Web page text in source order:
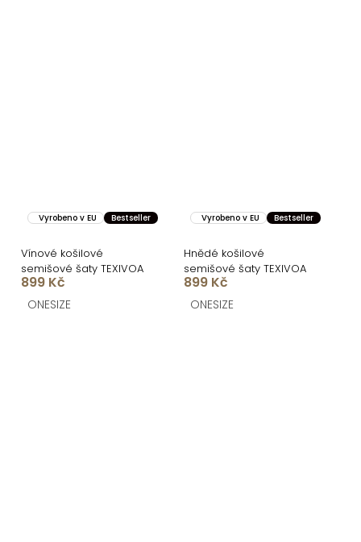
Vyrobeno v EU Bestseller
Vínové košilové
semišové šaty TEXIVOA
899 Kč
ONESIZE
Vyrobeno v EU Bestseller
Hnědé košilové
semišové šaty TEXIVOA
899 Kč
ONESIZE